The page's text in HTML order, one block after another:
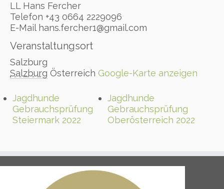
Veranstaltungsort
Salzburg
Salzburg Österreich Google-Karte anzeigen
LL Hans Fercher
Telefon +43 0664 2229096
E-Mail hans.fercher1@gmail.com
Jagdhunde
Gebrauchsprüfung
Steiermark 2022
Jagdhunde
Gebrauchsprüfung
Oberösterreich 2022